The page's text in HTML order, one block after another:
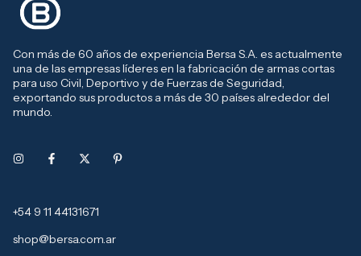
Con más de 60 años de experiencia Bersa S.A. es actualmente
una de las empresas líderes en la fabricación de armas cortas
para uso Civil, Deportivo y de Fuerzas de Seguridad,
exportando sus productos a más de 30 países alrededor del
mundo.
+54 9 11 44131671
shop@bersa.com.ar